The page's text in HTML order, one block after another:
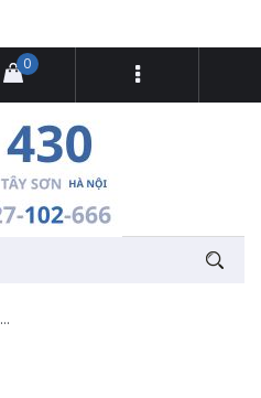
0
Game hiện đại với đồ hoạ năm 1930 thu